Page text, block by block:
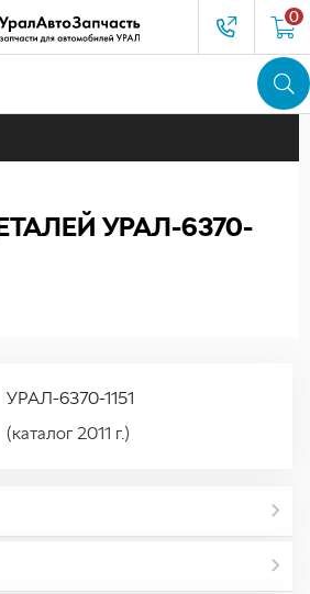
0
УРАЛ-6370-
УРАЛ-6370-1151
(каталог 2011 г.)